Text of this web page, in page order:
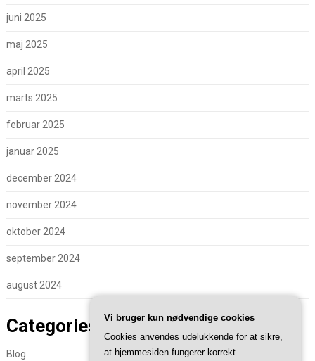
juni 2025
maj 2025
april 2025
marts 2025
februar 2025
januar 2025
december 2024
november 2024
oktober 2024
september 2024
august 2024
Categories
Blog
Vi bruger kun nødvendige cookies
Cookies anvendes udelukkende for at sikre,
at hjemmesiden fungerer korrekt.